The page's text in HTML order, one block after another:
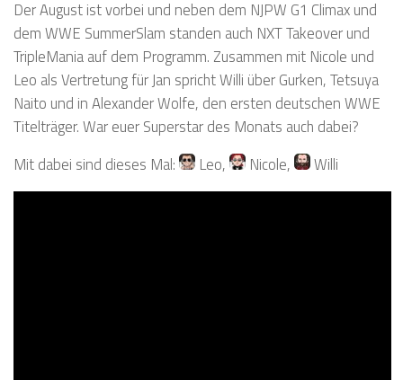
Der August ist vorbei und neben dem NJPW G1 Climax und
dem WWE SummerSlam standen auch NXT Takeover und
TripleMania auf dem Programm. Zusammen mit Nicole und
Leo als Vertretung für Jan spricht Willi über Gurken, Tetsuya
Naito und in Alexander Wolfe, den ersten deutschen WWE
Titelträger. War euer Superstar des Monats auch dabei?
Mit dabei sind dieses Mal:
Leo, Nicole, Willi